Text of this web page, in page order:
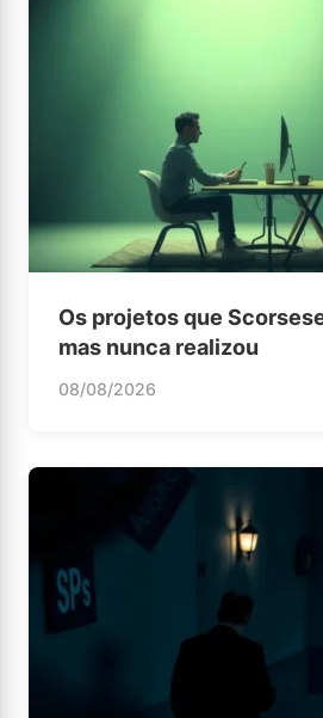
Os projetos que
mas nunca realizou
08/08/2026